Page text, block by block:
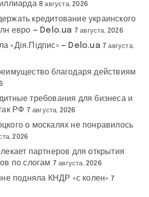
8 августа, 2026
кредитование украинского
евро — Delo.ua 7 августа, 2026
«Дія.Підпис» — Delo.ua 7 августа,
благодаря действиям
требования для бизнеса и
РФ 7 августа, 2026
о москалях не понравилось
2026
партнеров для открытия
по слогам 7 августа, 2026
подняла КНДР «с колен» 7